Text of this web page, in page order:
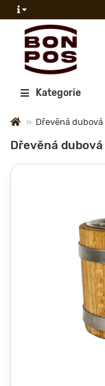
VšechnyKategorie
Dřevěná
Dřevěná